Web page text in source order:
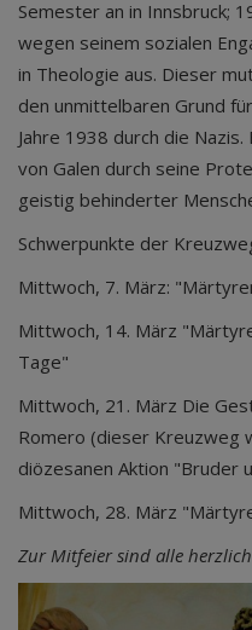
Semester an in Innsbruck;
wegen seinem sozialen
in Theologie aus. Dieser
den unmittelbaren Grund
Jahre 1938 durch die
von Galen durch seine
geistig behinderter
Schwerpunkte der
Mittwoch, 7. März:
Mittwoch, 14. März
Tage"
Mittwoch, 21. März Die
Romero (dieser Kreuzweg
diözesanen Aktion "Bruder
Mittwoch, 28. März
Zur Mitfeier sind alle